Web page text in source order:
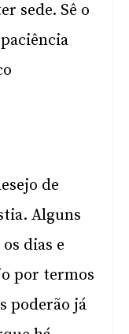
sede. Sê o
de
Alguns
dias e
por termos
poderão já